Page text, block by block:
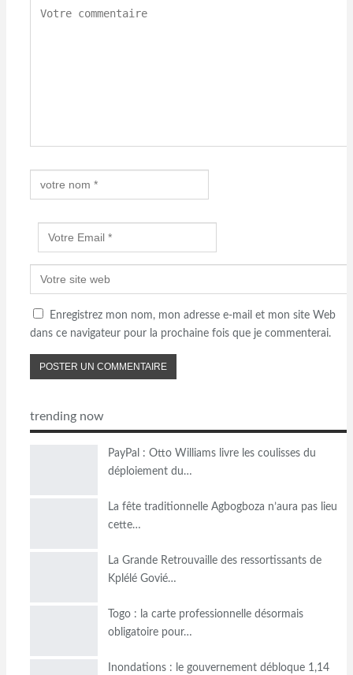
Enregistrez mon nom, mon adresse e-mail et mon site Web
dans ce navigateur pour la prochaine fois que je commenterai.
trending now
PayPal : Otto Williams livre les coulisses du
déploiement du…
La fête traditionnelle Agbogboza n’aura pas lieu
cette…
La Grande Retrouvaille des ressortissants de
Kplélé Govié…
Togo : la carte professionnelle désormais
obligatoire pour…
Inondations : le gouvernement débloque 1,14